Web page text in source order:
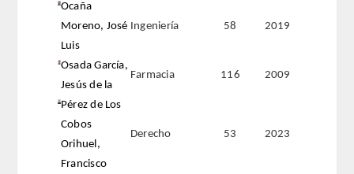
Ocaña
Moreno, José
Luis
Ingeniería 58 2019
Osada García,
Jesús de la
Farmacia 116 2009
Pérez de Los
Cobos
Orihuel,
Francisco
Derecho 53 2023